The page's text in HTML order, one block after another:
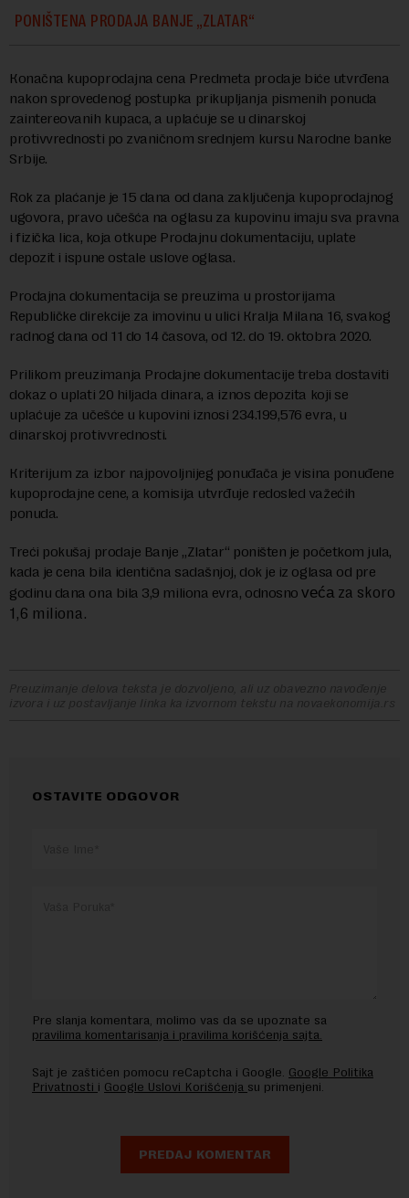
PONIŠTENA PRODAJA BANJE „ZLATAR“
Кonačna kupoprodajna cena Predmeta prodaje biće utvrđena
nakon sprovedenog postupka prikupljanja pismenih ponuda
zaintereovanih kupaca, a uplaćuje se u dinarskoj
protivvrednosti po zvaničnom srednjem kursu Narodne banke
Srbije.
Rok za plaćanje je 15 dana od dana zaključenja kupoprodajnog
ugovora, pravo učešća na oglasu za kupovinu imaju sva pravna
i fizička lica, koja otkupe Prodajnu dokumentaciju, uplate
depozit i ispune ostale uslove oglasa.
Prodajna dokumentacija se preuzima u prostorijama
Republičke direkcije za imovinu u ulici Кralja Milana 16, svakog
radnog dana od 11 do 14 časova, od 12. do 19. oktobra 2020.
Prilikom preuzimanja Prodajne dokumentacije treba dostaviti
dokaz o uplati 20 hiljada dinara, a iznos depozita koji se
uplaćuje za učešće u kupovini iznosi 234.199,576 evra, u
dinarskoj protivvrednosti.
Кriterijum za izbor najpovoljnijeg ponuđača je visina ponuđene
kupoprodajne cene, a komisija utvrđuje redosled važećih
ponuda.
Treći pokušaj prodaje Banje „Zlatar“ poništen je početkom jula,
kada je cena bila identična sadašnjoj, dok je iz oglasa od pre
godinu dana ona bila 3,9 miliona evra, odnosnoveća za skoro
1,6 miliona.
Preuzimanje delova teksta je dozvoljeno, ali uz obavezno navođenje
izvora i uz postavljanje linka ka izvornom tekstu na novaekonomija.rs
OSTAVITE ODGOVOR
Pre slanja komentara, molimo vas da se upoznate sa
pravilima komentarisanja i pravilima korišćenja sajta.
Sajt je zaštićen pomocu reCaptcha i Google. Google Politika
Privatnosti i Google Uslovi Korišćenja su primenjeni.